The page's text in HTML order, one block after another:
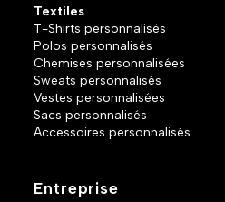
Textiles
T-Shirts personnalisés
Polos personnalisés
Chemises personnalisées
Sweats personnalisés
Vestes personnalisées
Sacs personnalisés
Accessoires personnalisés
Entreprise